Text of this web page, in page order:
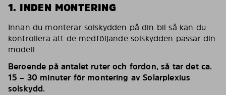
1. INDEN MONTERING
Innan du monterar solskydden på din bil så kan du
kontrollera att de medföljande solskydden passar din
modell.
Beroende på antalet ruter och fordon, så tar det ca.
15 – 30 minuter för montering av Solarplexius
solskydd.